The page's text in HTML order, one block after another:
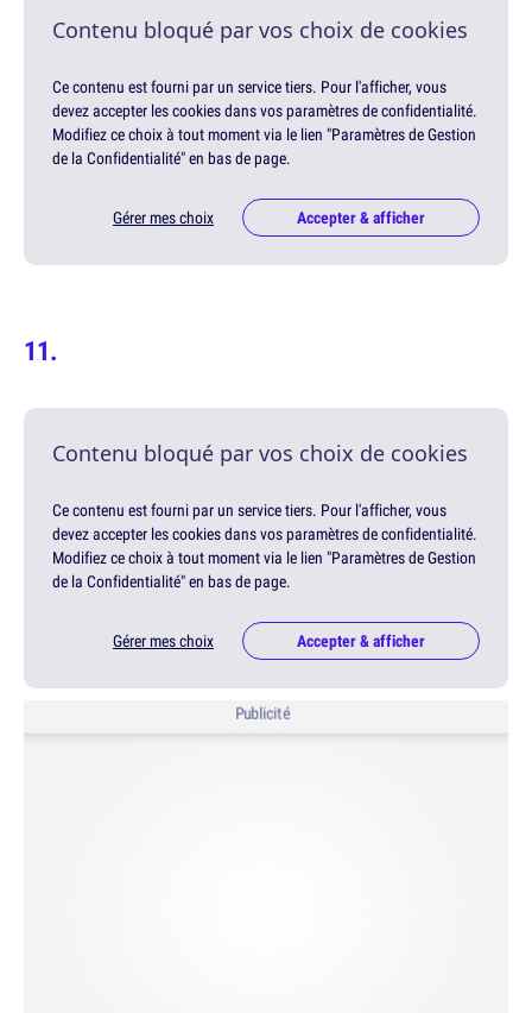
Contenu bloqué par vos choix de cookies
Ce contenu est fourni par un service tiers. Pour l'afficher, vous
devez accepter les cookies dans vos paramètres de confidentialité.
Modifiez ce choix à tout moment via le lien "Paramètres de Gestion
de la Confidentialité" en bas de page.
Gérer mes choix Accepter & afficher
Contenu bloqué par vos choix de cookies
Ce contenu est fourni par un service tiers. Pour l'afficher, vous
devez accepter les cookies dans vos paramètres de confidentialité.
Modifiez ce choix à tout moment via le lien "Paramètres de Gestion
de la Confidentialité" en bas de page.
Gérer mes choix Accepter & afficher
Publicité